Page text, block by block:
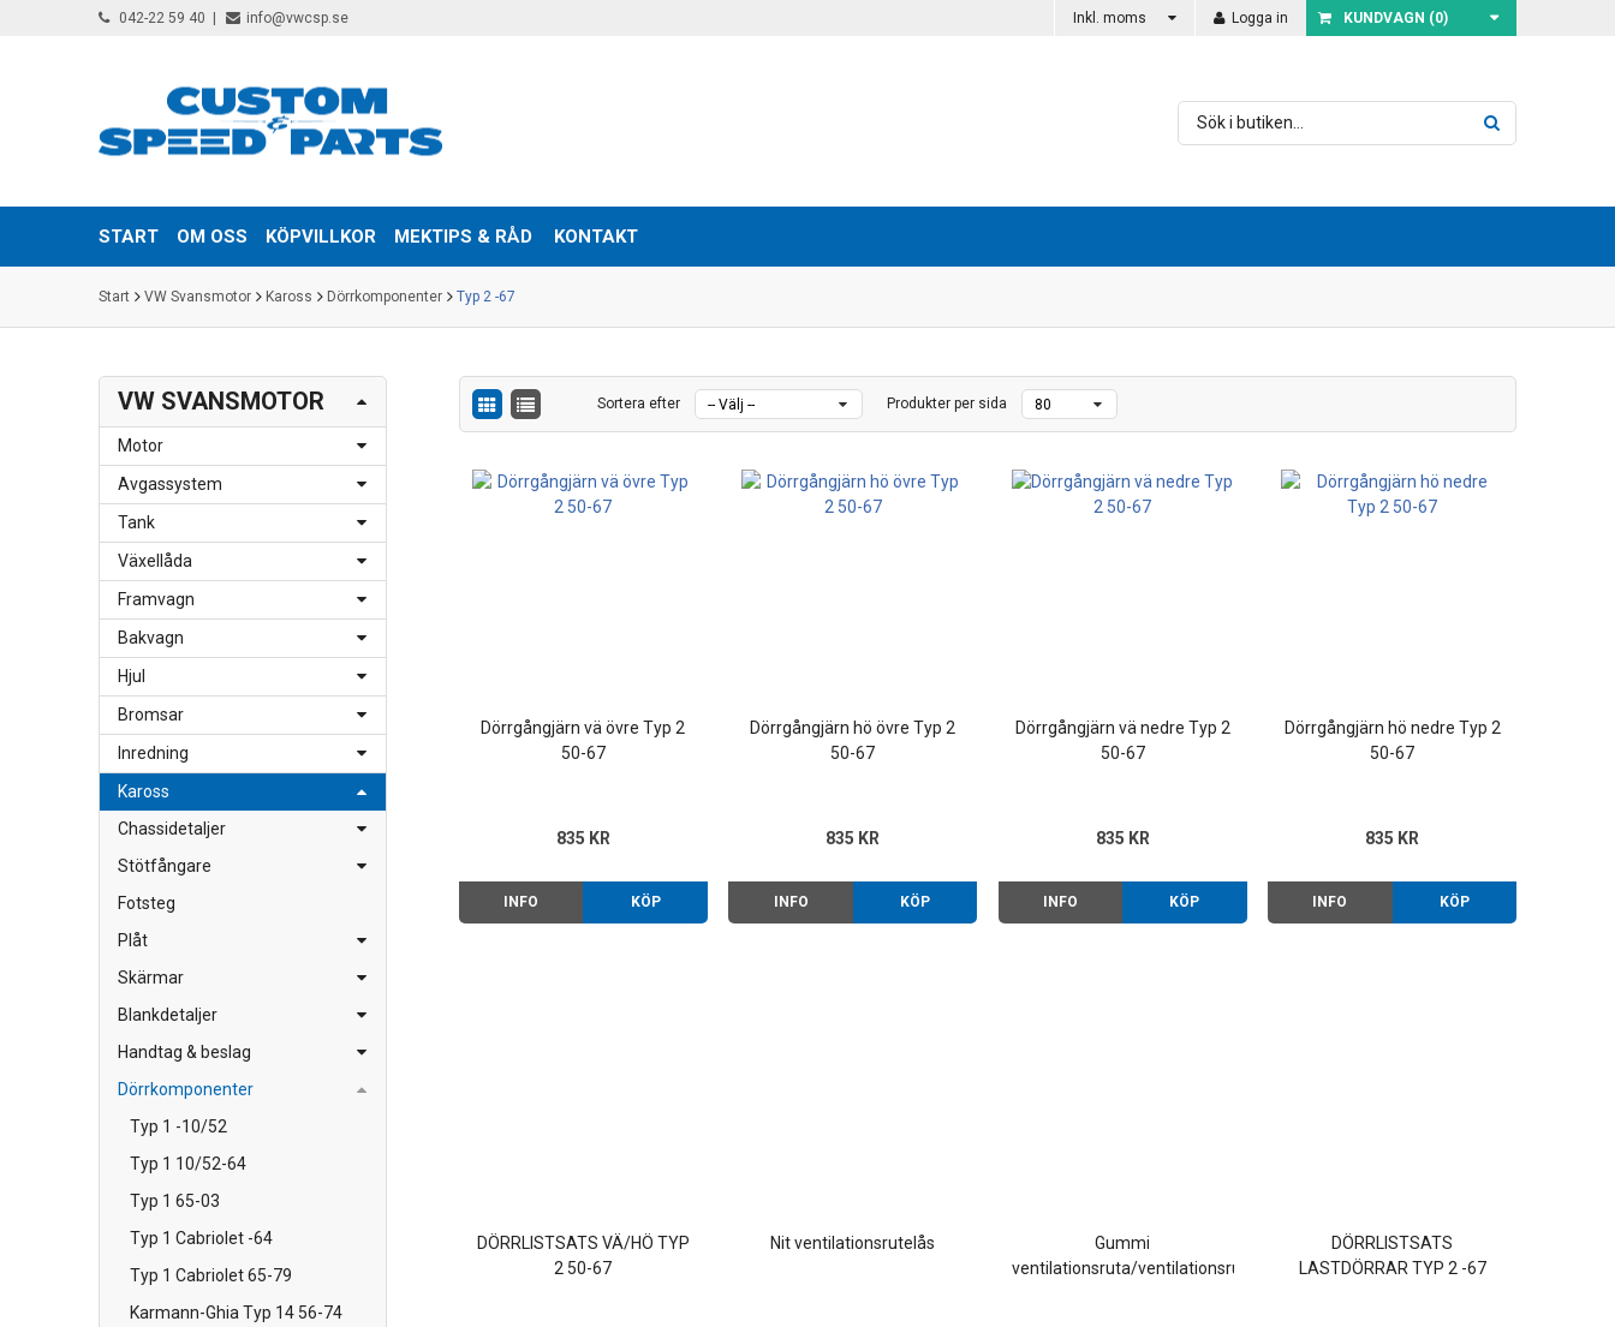
042-22 59 40 info@vwcsp.se Inkl. moms Logga in KUNDVAGN (0)
START OM OSS KÖPVILLKOR MEKTIPS & RÅD KONTAKT
Start VW Svansmotor Kaross Dörrkomponenter Typ 2 -67
VW SVANSMOTOR
Motor
Avgassystem
Tank
Växellåda
Framvagn
Bakvagn
Hjul
Bromsar
Inredning
Kaross
Chassidetaljer
Stötfångare
Fotsteg
Plåt
Skärmar
Blankdetaljer
Handtag & beslag
Dörrkomponenter
Typ 1 -10/52
Typ 1 10/52-64
Typ 1 65-03
Typ 1 Cabriolet -64
Typ 1 Cabriolet 65-79
Karmann-Ghia Typ 14 56-74
Sortera efter Produkter per sida
Dörrgångjärn vä övre Typ 2
50-67
835 KR
INFO KÖP
Dörrgångjärn hö övre Typ 2
50-67
835 KR
INFO KÖP
Dörrgångjärn vä nedre Typ 2
50-67
835 KR
INFO KÖP
Dörrgångjärn hö nedre Typ 2
50-67
835 KR
INFO KÖP
DÖRRLISTSATS VÄ/HÖ TYP
2 50-67
Nit ventilationsrutelås
Gummi
ventilationsruta/ventilationsruteram
DÖRRLISTSATS
LASTDÖRRAR TYP 2 -67